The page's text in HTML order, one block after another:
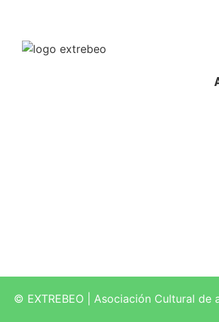
© EXTREBEO | Asociación Cultural